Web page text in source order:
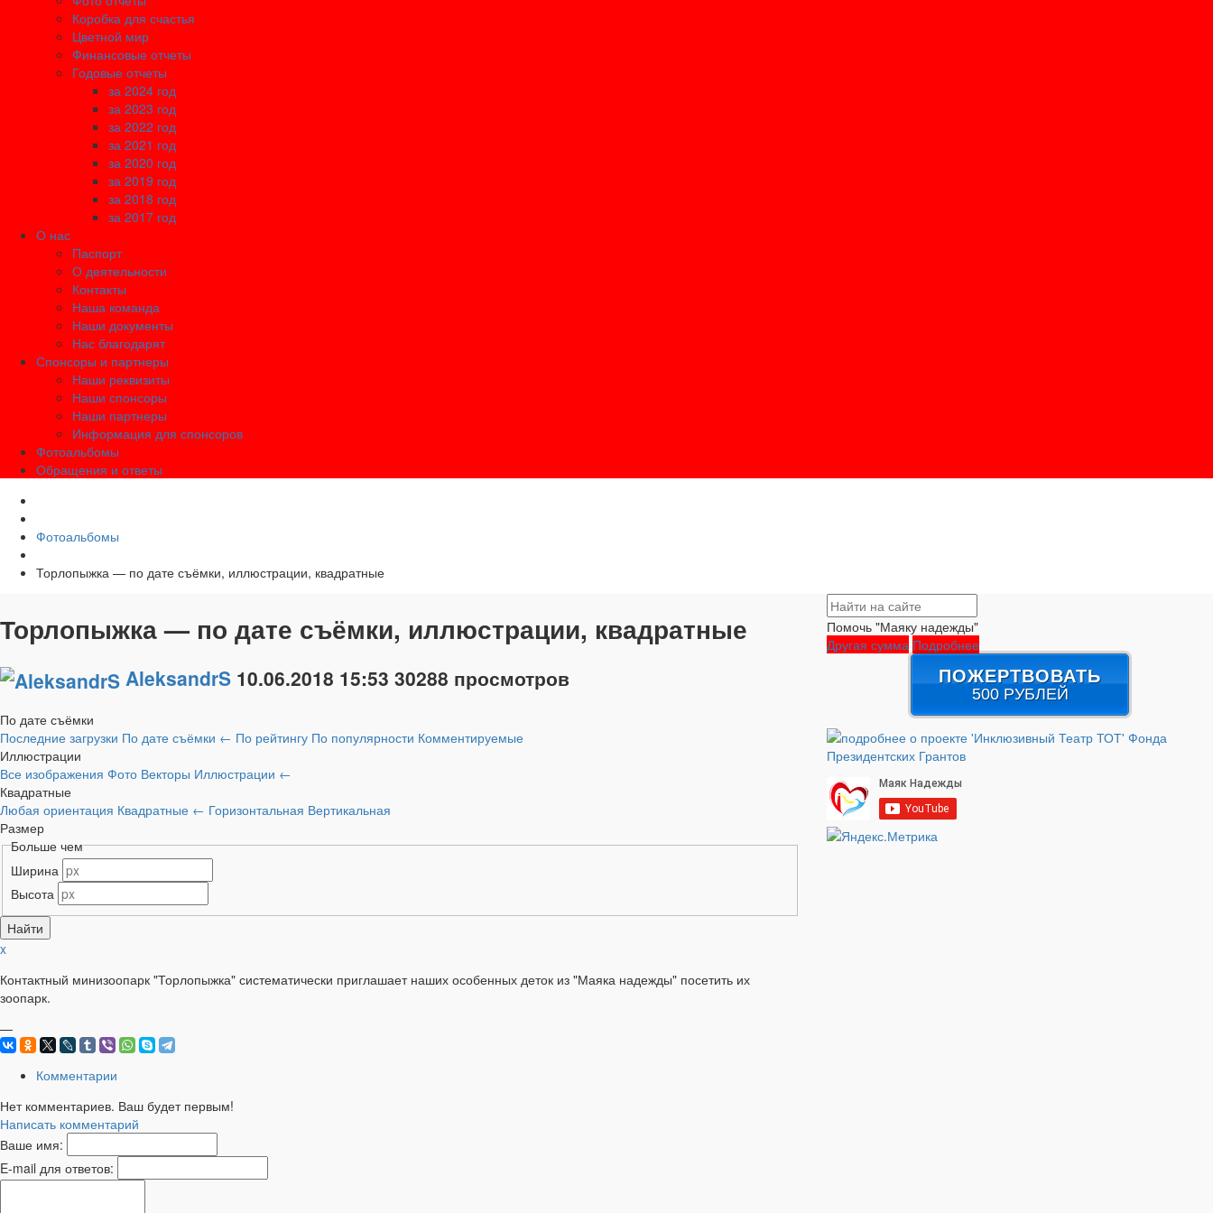
Коробка для счастья
Цветной мир
Финансовые отчеты
Годовые отчеты
за 2024 год
за 2023 год
за 2022 год
за 2021 год
за 2020 год
за 2019 год
за 2018 год
за 2017 год
О нас
Паспорт
О деятельности
Контакты
Наша команда
Наши документы
Нас благодарят
Спонсоры и партнеры
Наши реквизиты
Наши спонсоры
Наши партнеры
Информация для спонсоров
Фотоальбомы
Обращения и ответы
Фотоальбомы
Торлопыжка — по дате съёмки, иллюстрации, квадратные
Торлопыжка — по дате съёмки, иллюстрации, квадратные
AleksandrS 10.06.2018 15:53 30288 просмотров
По дате съёмки
Последние загрузки По дате съёмки ← По рейтингу По популярности Комментируемые
Иллюстрации
Все изображения Фото Векторы Иллюстрации ←
Квадратные
Любая ориентация Квадратные ← Горизонтальная Вертикальная
Размер
Больше чем
Ширина
Высота
x
Контактный минизоопарк "Торлопыжка" систематически приглашает наших особенных деток из "Маяка надежды" посетить их
зоопарк.
—
Комментарии
Нет комментариев. Ваш будет первым!
Написать комментарий
Ваше имя:
E-mail для ответов:
Помочь "Маяку надежды"
Другая сумма Подробнее
ПОЖЕРТВОВАТЬ
500 РУБЛЕЙ